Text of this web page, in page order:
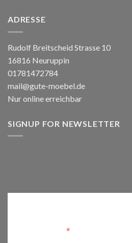
ADRESSE
Rudolf Breitscheid Strasse 10
16816 Neuruppin
01781472784
mail@gute-moebel.de
Nur online erreichbar
SIGNUP FOR NEWSLETTER
*